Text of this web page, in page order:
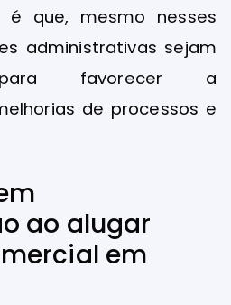
que, mesmo nesses
administrativas sejam
para favorecer a
de processos e
ao alugar
em